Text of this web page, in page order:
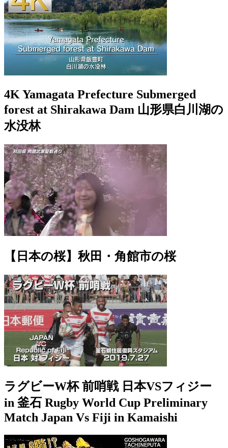
4K Yamagata Prefecture Submerged
forest at Shirakawa Dam 山形県白川湖の
水没林
【日本の桜】秋田・角館市の桜
ラグビーW杯 前哨戦 日本VSフィジー
in 釜石 Rugby World Cup Preliminary
Match Japan Vs Fiji in Kamaishi